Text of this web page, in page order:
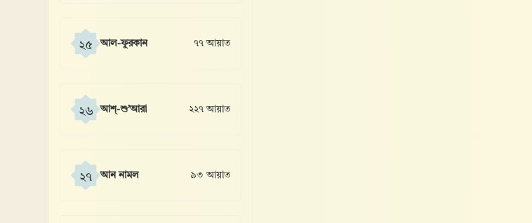
২৫ আল-ফুরকান ৭৭ আয়াত
২৬ আশ্-শু’আরা ২২৭ আয়াত
২৭ আন নামল ৯৩ আয়াত